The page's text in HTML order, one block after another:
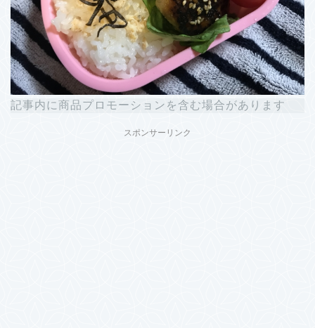
記事内に商品プロモーションを含む場合があります
スポンサーリンク